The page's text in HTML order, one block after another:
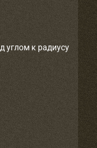
углом к радиусу